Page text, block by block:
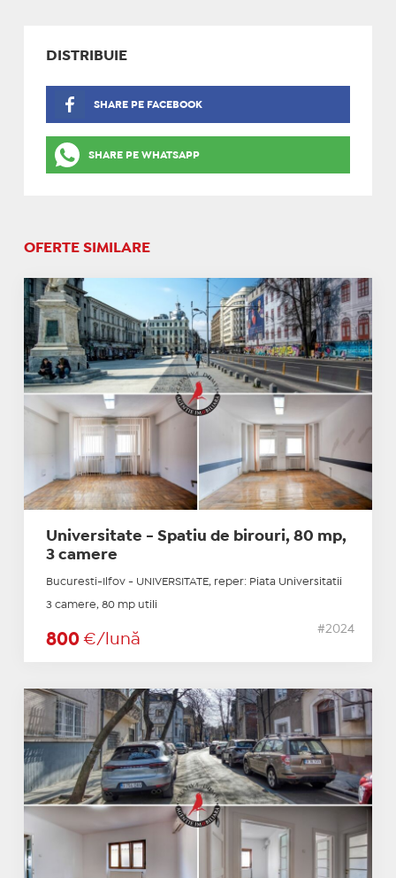
DISTRIBUIE
SHARE PE FACEBOOK
SHARE PE WHATSAPP
OFERTE SIMILARE
Universitate - Spatiu de birouri, 80 mp,
3 camere
Bucuresti-Ilfov - UNIVERSITATE, reper: Piata Universitatii
3 camere, 80 mp utili
800 €/lună
#2024